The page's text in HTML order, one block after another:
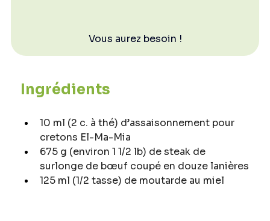
Vous aurez besoin !
Ingrédients
10 ml (2 c. à thé) d’assaisonnement pour
cretons El-Ma-Mia
675 g (environ 1 1/2 lb) de steak de
surlonge de bœuf coupé en douze lanières
125 ml (1/2 tasse) de moutarde au miel